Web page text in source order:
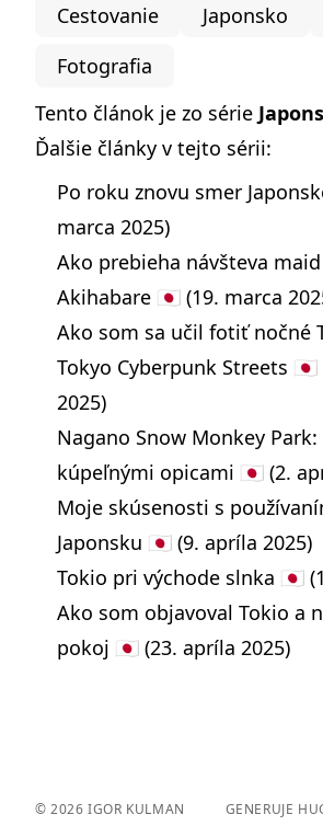
Cestovanie Japonsko
Fotografia
Tento článok je zo série
Ďalšie články v tejto sérii:
Po roku znovu smer
marca 2025)
Ako prebieha návšteva
Akihabare 🇯🇵 (19. marca
Ako som sa učil fotiť nočné
Tokyo Cyberpunk Streets 🇯🇵
2025)
Nagano Snow Monkey Park:
kúpeľnými opicami 🇯🇵 (2.
Moje skúsenosti s
Japonsku 🇯🇵 (9. apríla 2025)
Tokio pri východe slnka 🇯🇵
Ako som objavoval Tokio a
pokoj 🇯🇵 (23. apríla 2025)
© 2026IGOR KULMAN GENERUJE